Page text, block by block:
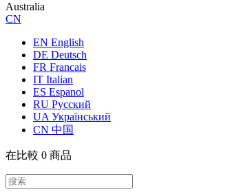
Australia
CN
EN English
DE Deutsch
FR Francais
IT Italian
ES Espanol
RU Русский
UA Український
CN 中国
在比較 0 商品